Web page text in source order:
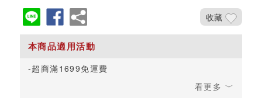
收藏
超商滿1699免運費